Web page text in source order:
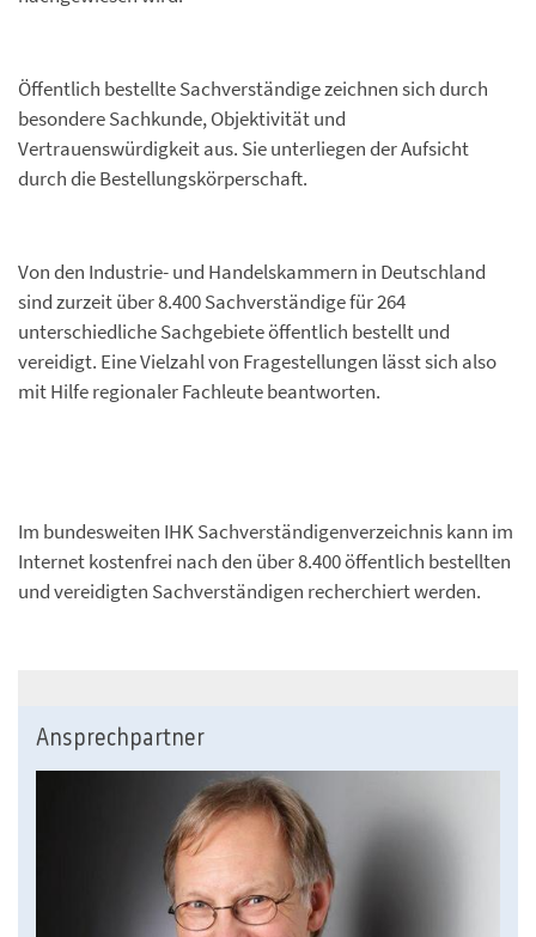
Öffentlich bestellte Sachverständige zeichnen sich durch
besondere Sachkunde, Objektivität und
Vertrauenswürdigkeit aus. Sie unterliegen der Aufsicht
durch die Bestellungskörperschaft.
Von den Industrie- und Handelskammern in Deutschland
sind zurzeit über 8.400 Sachverständige für 264
unterschiedliche Sachgebiete öffentlich bestellt und
vereidigt. Eine Vielzahl von Fragestellungen lässt sich also
mit Hilfe regionaler Fachleute beantworten.
Im bundesweiten IHK Sachverständigenverzeichnis kann im
Internet kostenfrei nach den über 8.400 öffentlich bestellten
und vereidigten Sachverständigen recherchiert werden.
Ansprechpartner